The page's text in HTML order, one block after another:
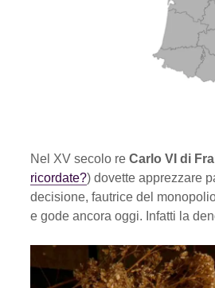
Nel XV secolo re Carlo VI di
ricordate?) dovette apprezzare
decisione, fautrice del
e gode ancora oggi. Infatti la